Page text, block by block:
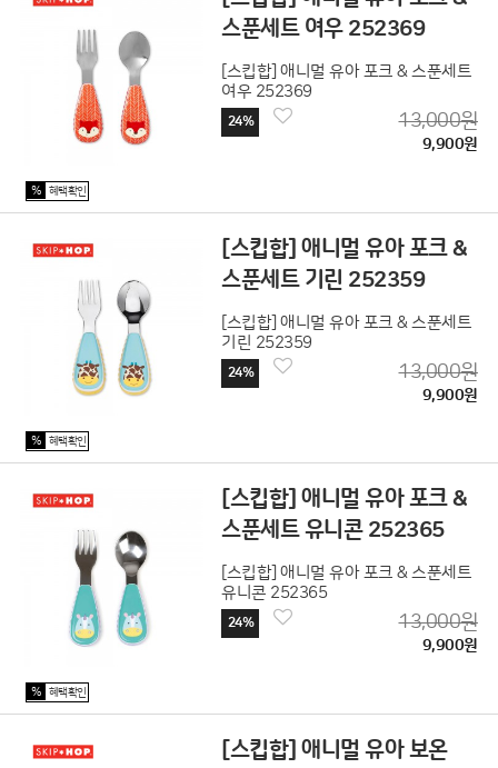
스푼세트 여우 252369
[스킵합] 애니멀 유아 포크 & 스푼세트
여우 252369
24% 13,000원
9,900원
% 혜택확인
[스킵합] 애니멀 유아 포크 &
스푼세트 기린 252359
[스킵합] 애니멀 유아 포크 & 스푼세트
기린 252359
24% 13,000원
9,900원
% 혜택확인
[스킵합] 애니멀 유아 포크 &
스푼세트 유니콘 252365
[스킵합] 애니멀 유아 포크 & 스푼세트
유니콘 252365
24% 13,000원
9,900원
% 혜택확인
[스킵합] 애니멀 유아 보온